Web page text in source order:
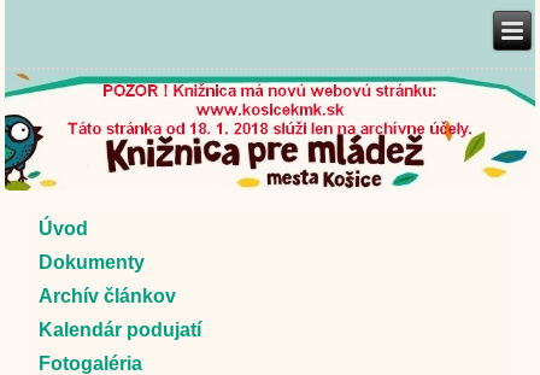
Úvod
Dokumenty
Archív článkov
Kalendár podujatí
Fotogaléria